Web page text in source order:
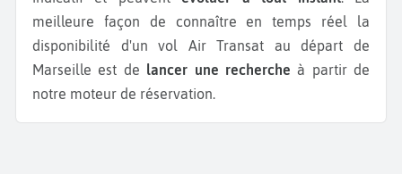
meilleure façon de connaître en temps réel la
disponibilité d'un vol Air Transat au départ de
Marseille est de lancer une recherche à partir de
notre moteur de réservation.